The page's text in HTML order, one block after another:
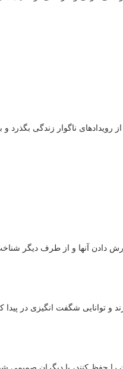
ناگوار زندگی
دادن آنها و از طرف دیگر
و توانایی شگفت انگیزی در